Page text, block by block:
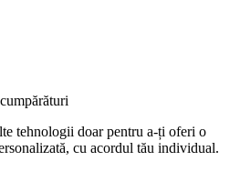
tehnologii doar pentru a-ți oferi o
cu acordul tău individual.